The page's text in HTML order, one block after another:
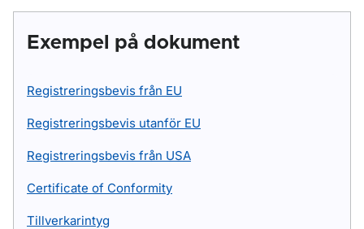
Exempel på dokument
Registreringsbevis från EU
Registreringsbevis utanför EU
Registreringsbevis från USA
Certificate of Conformity
Tillverkarintyg